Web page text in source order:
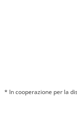
* In cooperazione per la